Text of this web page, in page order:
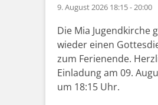
9. August 2026 18:15 - 20:00
Die Mia Jugendkirche
wieder einen
zum Ferienende.
Einladung am 09.
um 18:15 Uhr.